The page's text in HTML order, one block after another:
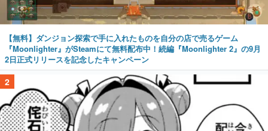
【無料】ダンジョン探索で手に入れたものを自分の店で売るゲーム
『Moonlighter』がSteamにて無料配布中！続編『Moonlighter 2』の9月
2日正式リリースを記念したキャンペーン
2